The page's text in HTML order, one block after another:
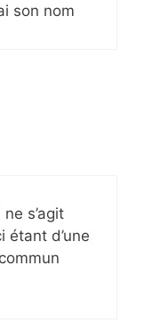
son nom
s’agit
étant d’une